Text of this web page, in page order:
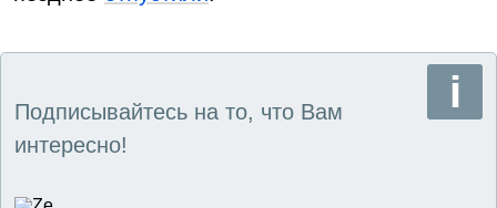
Подписывайтесь на то, что Вам
интересно!